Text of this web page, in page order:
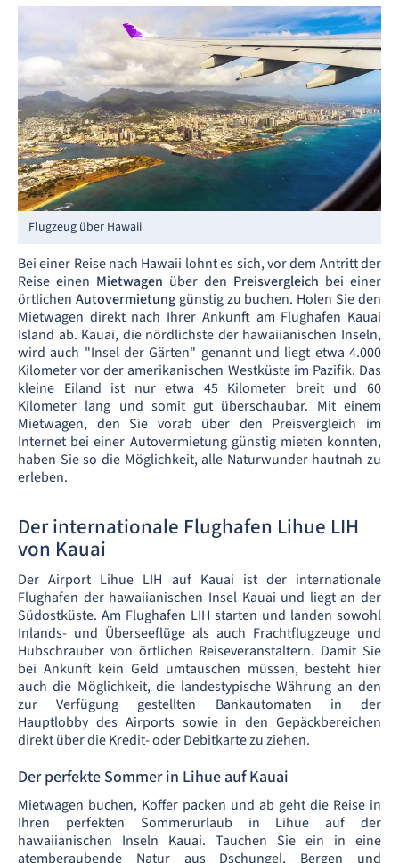
Flugzeug über Hawaii
Bei einer Reise nach Hawaii lohnt es sich, vor dem Antritt der
Reise einen Mietwagen über den Preisvergleich bei einer
örtlichen Autovermietung günstig zu buchen. Holen Sie den
Mietwagen direkt nach Ihrer Ankunft am Flughafen Kauai
Island ab. Kauai, die nördlichste der hawaiianischen Inseln,
wird auch "Insel der Gärten" genannt und liegt etwa 4.000
Kilometer vor der amerikanischen Westküste im Pazifik. Das
kleine Eiland ist nur etwa 45 Kilometer breit und 60
Kilometer lang und somit gut überschaubar. Mit einem
Mietwagen, den Sie vorab über den Preisvergleich im
Internet bei einer Autovermietung günstig mieten konnten,
haben Sie so die Möglichkeit, alle Naturwunder hautnah zu
erleben.
Der internationale Flughafen Lihue LIH
von Kauai
Der Airport Lihue LIH auf Kauai ist der internationale
Flughafen der hawaiianischen Insel Kauai und liegt an der
Südostküste. Am Flughafen LIH starten und landen sowohl
Inlands- und Überseeflüge als auch Frachtflugzeuge und
Hubschrauber von örtlichen Reiseveranstaltern. Damit Sie
bei Ankunft kein Geld umtauschen müssen, besteht hier
auch die Möglichkeit, die landestypische Währung an den
zur Verfügung gestellten Bankautomaten in der
Hauptlobby des Airports sowie in den Gepäckbereichen
direkt über die Kredit- oder Debitkarte zu ziehen.
Der perfekte Sommer in Lihue auf Kauai
Mietwagen buchen, Koffer packen und ab geht die Reise in
Ihren perfekten Sommerurlaub in Lihue auf der
hawaiianischen Inseln Kauai. Tauchen Sie ein in eine
atemberaubende Natur aus Dschungel, Bergen und